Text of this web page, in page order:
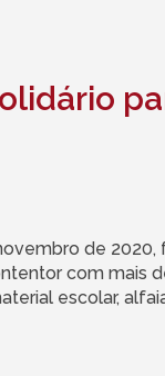
de 2020,
com mais
escolar,